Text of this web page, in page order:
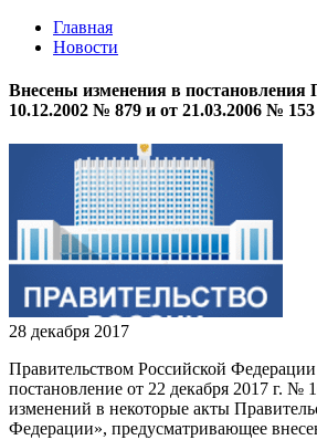
Главная
Новости
Внесены изменения в постановления
10.12.2002 № 879 и от 21.03.2006 № 153
28 декабря 2017
Правительством Российской
постановление от 22 декабря 2017 г. №
изменений в некоторые акты
Федерации», предусматривающее